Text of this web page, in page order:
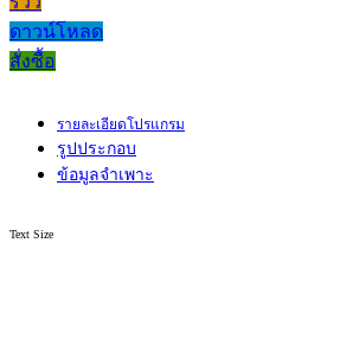
ดาวน์โหลด
สั่งซื้อ
รายละเอียดโปรแกรม
รูปประกอบ
ข้อมูลจำเพาะ
Text Size